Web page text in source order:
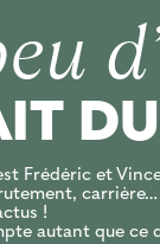
Frédéric et
carrière…
!
autant que ce